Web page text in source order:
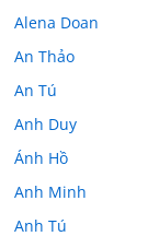
Alena Doan
An Thảo
An Tú
Anh Duy
Ánh Hồ
Anh Minh
Anh Tú